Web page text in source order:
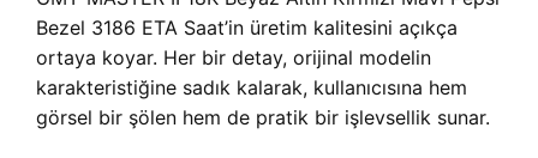
Bezel 3186 ETA Saat’in üretim kalitesini açıkça
ortaya koyar. Her bir detay, orijinal modelin
karakteristiğine sadık kalarak, kullanıcısına hem
görsel bir şölen hem de pratik bir işlevsellik sunar.